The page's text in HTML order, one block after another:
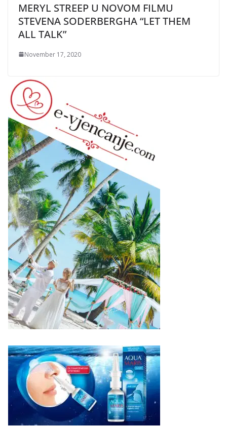
MERYL STREEP U NOVOM FILMU
STEVENA SODERBERGHA “LET THEM
ALL TALK”
November 17, 2020